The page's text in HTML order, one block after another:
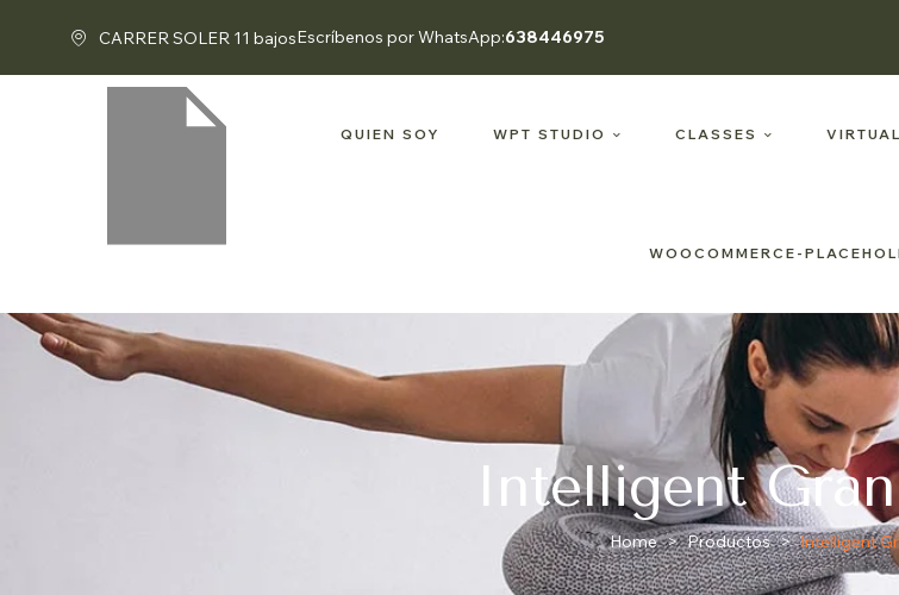
CARRER SOLER 11 bajosEscríbenos por WhatsApp:638446975
QUIEN SOY WPT STUDIO CLASSES
WOOCOMMERCE-
Intelligent
Home > Productos > Intelligent